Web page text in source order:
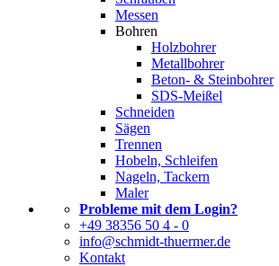
Messen
Bohren
Holzbohrer
Metallbohrer
Beton- & Steinbohrer
SDS-Meißel
Schneiden
Sägen
Trennen
Hobeln, Schleifen
Nageln, Tackern
Maler
Probleme mit dem Login?
+49 38356 50 4 - 0
info@schmidt-thuermer.de
Kontakt